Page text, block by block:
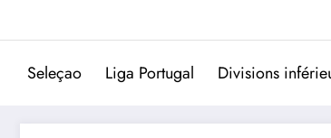
Seleçao Liga Portugal Divisions